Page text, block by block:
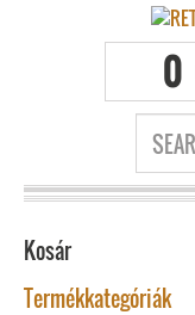
0
Kosár
Termékkategóriák